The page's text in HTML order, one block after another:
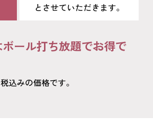
とさせていただきます。
ール打ち放題でお得で
込みの価格です。